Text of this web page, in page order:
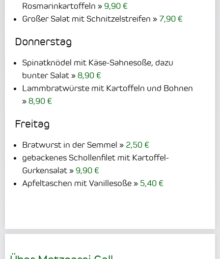
Rosmarinkartoffeln
9,90 €
Großer Salat mit Schnitzelstreifen
7,90 €
Donnerstag
Spinatknödel mit Käse-Sahnesoße, dazu
bunter Salat
8,90 €
Lammbratwürste mit Kartoffeln und Bohnen
8,90 €
Freitag
Bratwurst in der Semmel
2,50 €
gebackenes Schollenfilet mit Kartoffel-
Gurkensalat
9,90 €
Apfeltaschen mit Vanillesoße
5,40 €